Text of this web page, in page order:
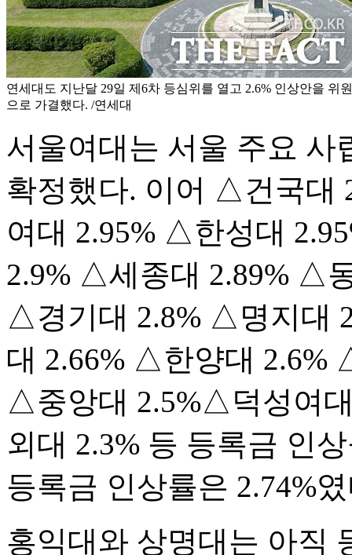
연세대도 지난달 29일 제6차 등심위를 열고 2.6% 인상안을 위
으로 가결했다. /연세대
서울여대는 서울 주요 사
확정했다. 이어 △건국대
여대 2.95% △한성대
2.9% △세종대 2.89% △
△경기대 2.8% △명지대
대 2.66% △한양대 2.6%
△중앙대 2.5%△덕성여
외대 2.3% 등 등록금 인
등록금 인상률은 2.74%
홍익대와 상명대는 아직